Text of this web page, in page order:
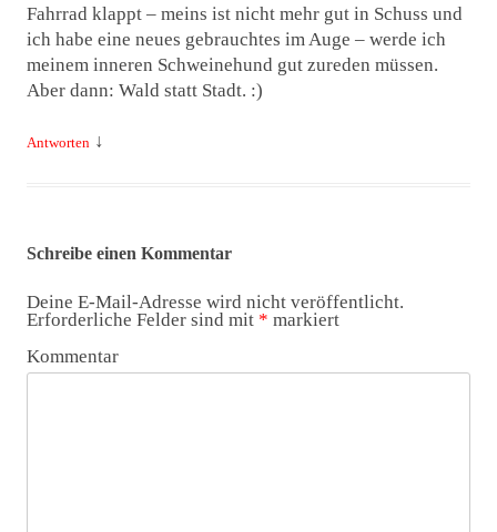
Fahrrad klappt – meins ist nicht mehr gut in Schuss und
ich habe eine neues gebrauchtes im Auge – werde ich
meinem inneren Schweinehund gut zureden müssen.
Aber dann: Wald statt Stadt. :)
Antworten ↓
Schreibe einen Kommentar
Deine E-Mail-Adresse wird nicht veröffentlicht.
Erforderliche Felder sind mit * markiert
Kommentar